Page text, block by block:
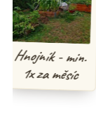
Hnojník - min.
1x za měsíc